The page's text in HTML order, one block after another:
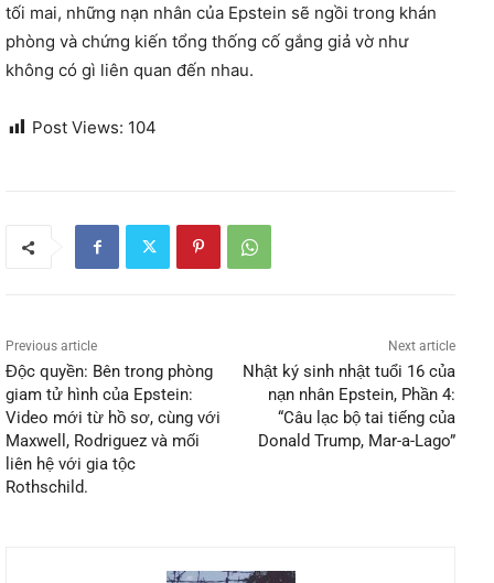
tối mai, những nạn nhân của Epstein sẽ ngồi trong khán
phòng và chứng kiến ​​tổng thống cố gắng giả vờ như
không có gì liên quan đến nhau.
Post Views: 104
Previous article
Độc quyền: Bên trong phòng
giam tử hình của Epstein:
Video mới từ hồ sơ, cùng với
Maxwell, Rodriguez và mối
liên hệ với gia tộc
Rothschild.
Next article
Nhật ký sinh nhật tuổi 16 của
nạn nhân Epstein, Phần 4:
“Câu lạc bộ tai tiếng của
Donald Trump, Mar-a-Lago”